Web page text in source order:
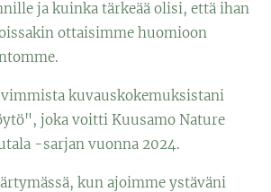
ja kuinka tärkeää olisi, että ihan
ottaisimme huomioon
kuvauskokemuksistani
joka voitti Kuusamo Nature
-sarjan vuonna 2024.
kun ajoimme ystäväni